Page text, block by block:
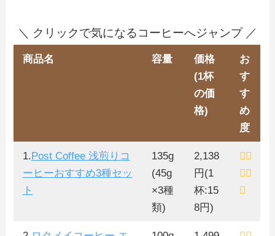
＼ クリックで気になるコーヒーへジャンプ ／
商品名 容量
価格
(1杯
の価
格)
お
す
す
め
度
1. Post Coffee 浅煎りコ
ーヒーおすすめ3種セッ
ト
135g
(45g
×3種
類)
2,138
円(1
杯:15
8円)